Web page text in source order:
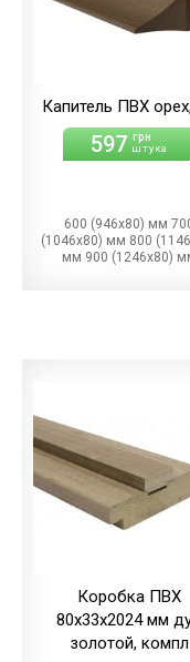
Капитель ПВХ
597 грн
штука
600 (946х80) мм
(1046х80) мм 800
мм 900 (1246х80)
Коробка ПВХ
80х33х2024 мм
золотой, компл